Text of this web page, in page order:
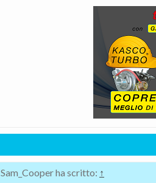
Sam_Cooper ha scritto: ↑